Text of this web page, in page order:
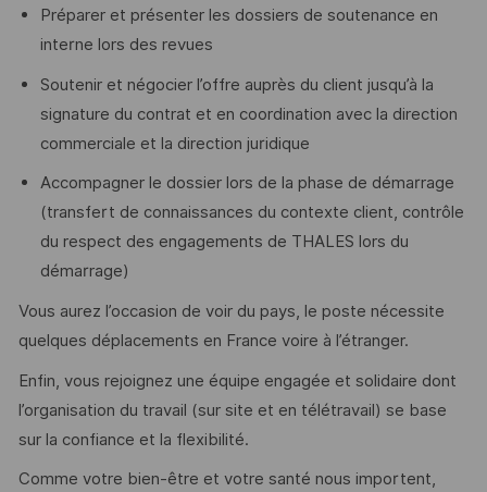
Préparer et présenter les dossiers de soutenance en
interne lors des revues
Soutenir et négocier l’offre auprès du client jusqu’à la
signature du contrat et en coordination avec la direction
commerciale et la direction juridique
Accompagner le dossier lors de la phase de démarrage
(transfert de connaissances du contexte client, contrôle
du respect des engagements de THALES lors du
démarrage)
Vous aurez l’occasion de voir du pays, le poste nécessite
quelques déplacements en France voire à l’étranger.
Enfin, vous rejoignez une équipe engagée et solidaire dont
l’organisation du travail (sur site et en télétravail) se base
sur la confiance et la flexibilité.
Comme votre bien-être et votre santé nous importent,